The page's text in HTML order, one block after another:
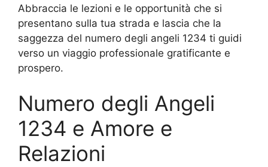
Abbraccia le lezioni e le opportunità che si
presentano sulla tua strada e lascia che la
saggezza del numero degli angeli 1234 ti guidi
verso un viaggio professionale gratificante e
prospero.
Numero degli Angeli
1234 e Amore e
Relazioni